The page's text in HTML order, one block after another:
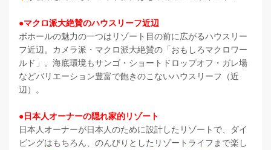
●マクロ派大絶賛のハウスリーフ近辺
ボホールの魅力の一つはリゾート目の前に広がるハウスリー
フ近辺。カメラ派・マクロ派大絶賛の「おもしろマクロワー
ルド」。海底環境もサンゴ・ショートドロップオフ・ガレ場
などバリエーション豊富で飽きのこないハウスリーフ（近
辺）。
●日本人オーナーの隠れ家的リゾート
日本人オーナーが日本人のために設計したリゾートで、ダイ
ビングはもちろん、のんびりとしたリゾートライフまで楽し